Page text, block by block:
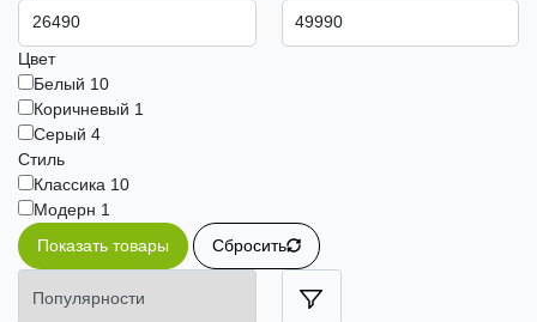
Цвет
Белый 10
Коричневый 1
Серый 4
Стиль
Классика 10
Модерн 1
Показать товары
Сбросить